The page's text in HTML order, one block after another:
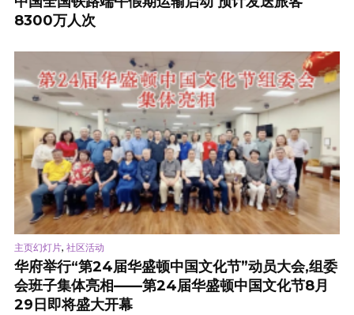
8300万人次
主页幻灯片, 社区活动
华府举行“第24届华盛顿中国文化节”动员大会,组委
会班子集体亮相——第24届华盛顿中国文化节8月
29日即将盛大开幕